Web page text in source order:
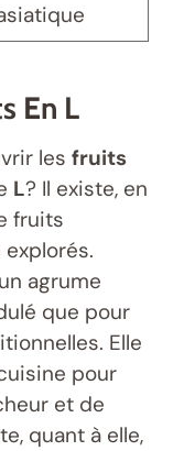
En L
les fruits
L? Il existe, en
fruits
agrume
que pour
Elle
pour
et de
quant à elle,